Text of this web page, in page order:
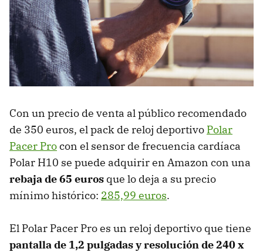
Con un precio de venta al público recomendado
de 350 euros, el pack de reloj deportivo Polar
Pacer Procon el sensor de frecuencia cardíaca
Polar H10 se puede adquirir en Amazon con una
rebaja de 65 euros que lo deja a su precio
mínimo histórico: 285,99 euros.
El Polar Pacer Pro es un reloj deportivo que tiene
pantalla de 1,2 pulgadas y resolución de 240 x